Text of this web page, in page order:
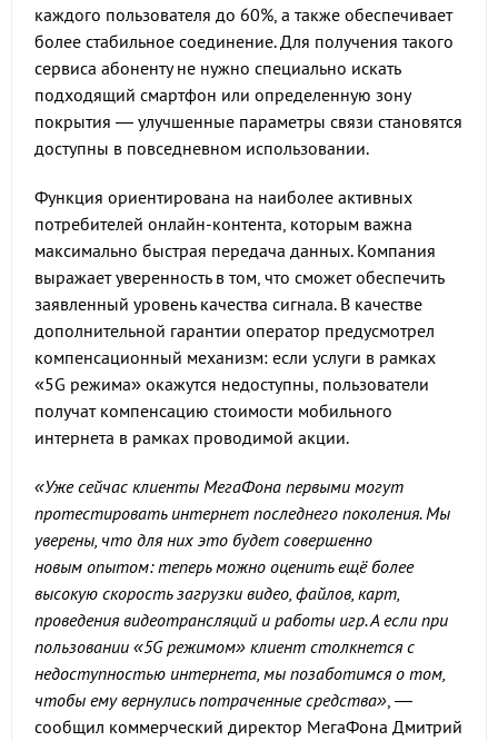
каждого пользователя до 60%, а также обеспечивает
более стабильное соединение. Для получения такого
сервиса абоненту не нужно специально искать
подходящий смартфон или определенную зону
покрытия — улучшенные параметры связи становятся
доступны в повседневном использовании.
Функция ориентирована на наиболее активных
потребителей онлайн-контента, которым важна
максимально быстрая передача данных. Компания
выражает уверенность в том, что сможет обеспечить
заявленный уровень качества сигнала. В качестве
дополнительной гарантии оператор предусмотрел
компенсационный механизм: если услуги в рамках
«5G режима» окажутся недоступны, пользователи
получат компенсацию стоимости мобильного
интернета в рамках проводимой акции.
«Уже сейчас клиенты МегаФона первыми могут
протестировать интернет последнего поколения. Мы
уверены, что для них это будет совершенно
новым опытом: теперь можно оценить ещё более
высокую скорость загрузки видео, файлов, карт,
проведения видеотрансляций и работы игр. А если при
пользовании «5G режимом» клиент столкнется с
недоступностью интернета, мы позаботимся о том,
чтобы ему вернулись потраченные средства», —
сообщил коммерческий директор МегаФона Дмитрий